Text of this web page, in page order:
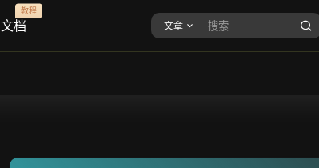
文档
教程
文章